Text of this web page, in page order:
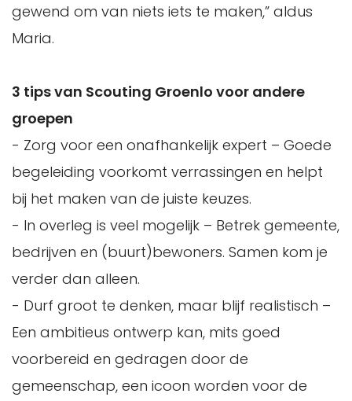
gewend om van niets iets te maken,” aldus
Maria.
3 tips van Scouting Groenlo voor andere
groepen
- Zorg voor een onafhankelijk expert – Goede
begeleiding voorkomt verrassingen en helpt
bij het maken van de juiste keuzes.
- In overleg is veel mogelijk – Betrek gemeente,
bedrijven en (buurt)bewoners. Samen kom je
verder dan alleen.
- Durf groot te denken, maar blijf realistisch –
Een ambitieus ontwerp kan, mits goed
voorbereid en gedragen door de
gemeenschap, een icoon worden voor de